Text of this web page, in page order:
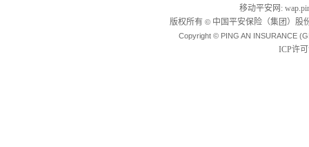
移动平安网 :
版权所有 ©中国平安保险（集团）股
Copyright © PING AN INSURANCE
ICP许